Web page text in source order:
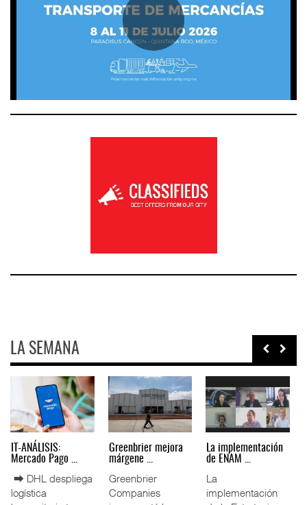
LA SEMANA
IT-ANÁLISIS: Puerto
Lázar ...
⮕ Canal de
Panamá reducirá
La ATTRAPI licita
red de ...
La Agencia de
Trenes y
IT-ANÁLISIS: Volaris
abri ...
⮕ IA y
automatización